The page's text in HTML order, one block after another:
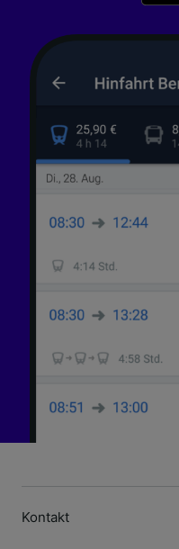
Kontakt
Wir und unsere
Folgendes
Verwendung
aktiv abfragen.
Personalisierte
von Werbeleistung
Inhalten,
Entwicklung und
Liste der Partner